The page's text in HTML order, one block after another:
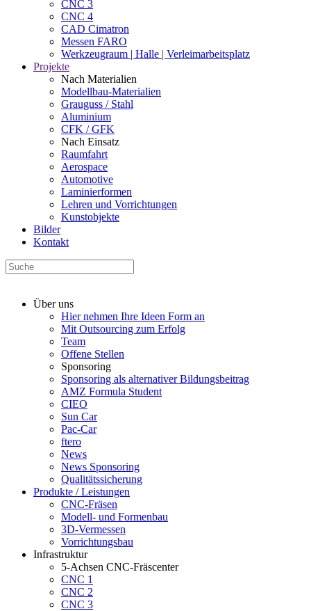
CNC 3
CNC 4
CAD Cimatron
Messen FARO
Werkzeugraum | Halle | Verleimarbeitsplatz
Projekte
Nach Materialien
Modellbau-Materialien
Grauguss / Stahl
Aluminium
CFK / GFK
Nach Einsatz
Raumfahrt
Aerospace
Automotive
Laminierformen
Lehren und Vorrichtungen
Kunstobjekte
Bilder
Kontakt
Über uns
Hier nehmen Ihre Ideen Form an
Mit Outsourcing zum Erfolg
Team
Offene Stellen
Sponsoring
Sponsoring als alternativer Bildungsbeitrag
AMZ Formula Student
CIEO
Sun Car
Pac-Car
ftero
News
News Sponsoring
Qualitätssicherung
Produkte / Leistungen
CNC-Fräsen
Modell- und Formenbau
3D-Vermessen
Vorrichtungsbau
Infrastruktur
5-Achsen CNC-Fräscenter
CNC 1
CNC 2
CNC 3